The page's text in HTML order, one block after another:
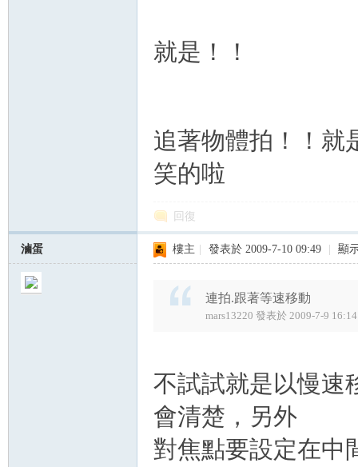
就是！！
追著物體拍！！就
笑的啦
回復
滷蛋 樓主 發表於 2009-7-10 09:49 顯
連拍.跟著等速移動
mars13220 發表於 2009-7-9 16:14
不試試就是以慢速
會清楚，另外
對焦點要設定在中